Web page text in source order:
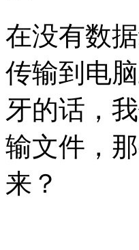
在没有数
传输到电
牙的话，
输文件，
来？